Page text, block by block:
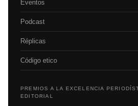
Eventos
Podcast
Réplicas
Código etico
PREMIOS A LA EXCELENCIA
EDITORIAL